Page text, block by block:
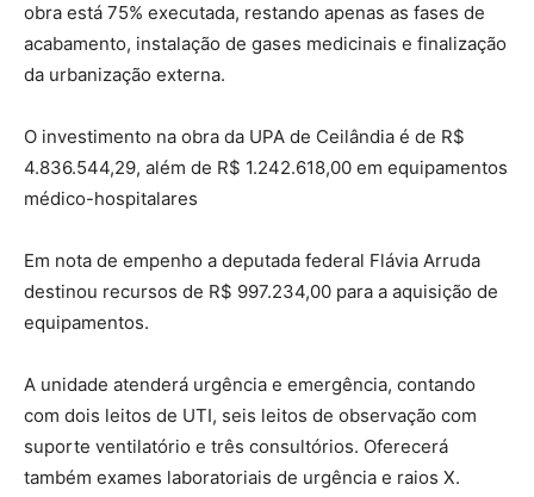
obra está 75% executada, restando apenas as fases de
acabamento, instalação de gases medicinais e finalização
da urbanização externa.
O investimento na obra da UPA de Ceilândia é de R$
4.836.544,29, além de R$ 1.242.618,00 em equipamentos
médico-hospitalares
Em nota de empenho a deputada federal Flávia Arruda
destinou recursos de R$ 997.234,00 para a aquisição de
equipamentos.
A unidade atenderá urgência e emergência, contando
com dois leitos de UTI, seis leitos de observação com
suporte ventilatório e três consultórios. Oferecerá
também exames laboratoriais de urgência e raios X.